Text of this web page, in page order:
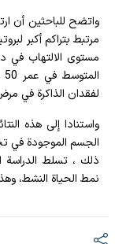
واتضح للباحثين أن
مرتبط بتراكم أكبر
مستوى الالتهاب في
لفقدان الذاكرة في
واستنادا إلى هذه
الجسم الموجودة في
ذلك ، تسلط الدراسة
نمط الحياة النشط،